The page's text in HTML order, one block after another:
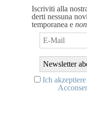
Iscri­vi­ti alla
der­ti nessuna
tem­po­ra­nea e
Ich